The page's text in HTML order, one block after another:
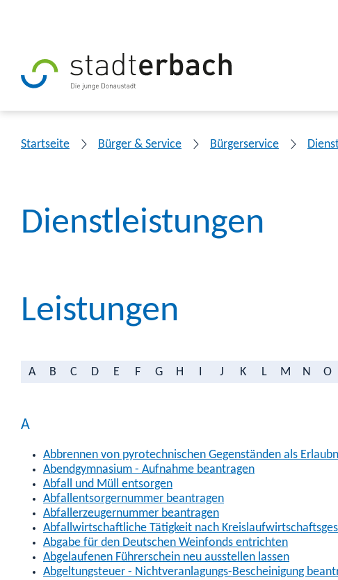
Startseite Bürger & Service Bürgerservice
Dienstleistungen
Leistungen
A B C D E F G H J K L M N O
A
Abbrennen von pyrotechnischen Gegenständen als
Abendgymnasium - Aufnahme beantragen
Abfall und Müll entsorgen
Abfallentsorgernummer beantragen
Abfallerzeugernummer beantragen
Abfallwirtschaftliche Tätigkeit nach
Abgabe für den Deutschen Weinfonds entrichten
Abgelaufenen Führerschein neu ausstellen lassen
Abgeltungsteuer - Nichtveranlagungs-Bescheinigung